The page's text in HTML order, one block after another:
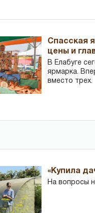
Спасская
цены и
В Елабуге
ярмарка.
вместо трех.
«Купила
На вопросы